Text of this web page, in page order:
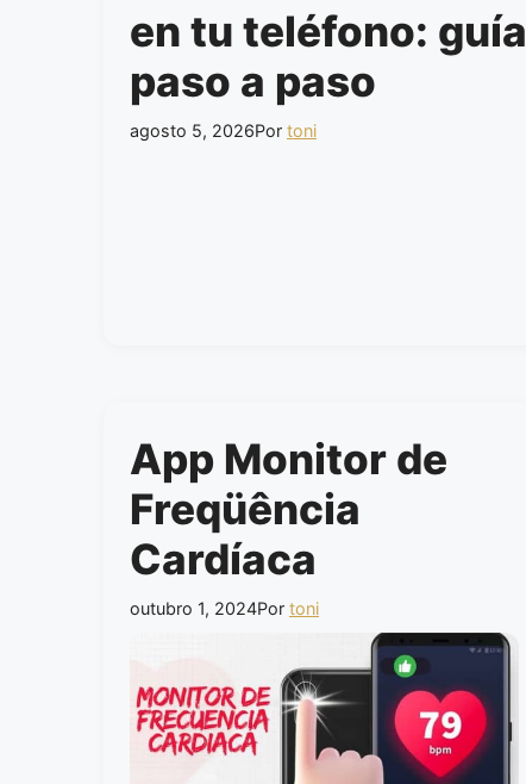
en tu teléfono: guía
paso a paso
agosto 5, 2026Por toni
App Monitor de
Freqüência
Cardíaca
outubro 1, 2024Por toni